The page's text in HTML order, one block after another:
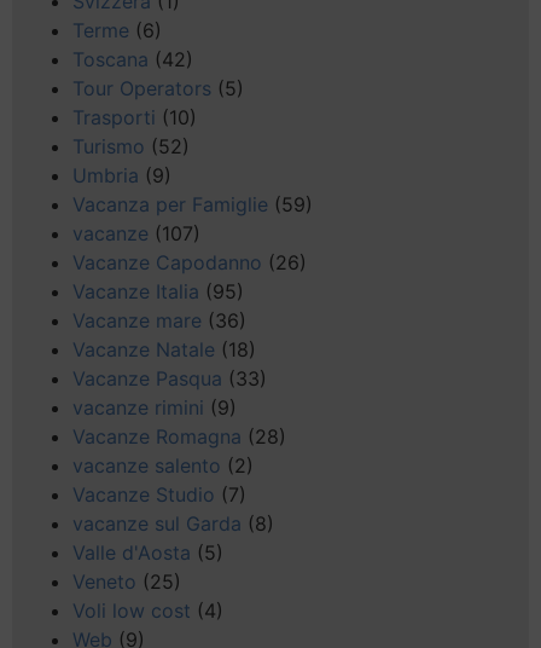
Terme (6)
Toscana (42)
Tour Operators (5)
Trasporti (10)
Turismo (52)
Umbria (9)
Vacanza per Famiglie (59)
vacanze (107)
Vacanze Capodanno (26)
Vacanze Italia (95)
Vacanze mare (36)
Vacanze Natale (18)
Vacanze Pasqua (33)
vacanze rimini (9)
Vacanze Romagna (28)
vacanze salento (2)
Vacanze Studio (7)
vacanze sul Garda (8)
Valle d'Aosta (5)
Veneto (25)
Voli low cost (4)
Web (9)